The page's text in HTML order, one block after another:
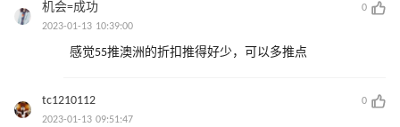
机会=成功
0
2023-01-13 10:39:00
感觉55推澳洲的折扣推得好少，可以多推点
tc1210112
0
2023-01-13 09:51:47